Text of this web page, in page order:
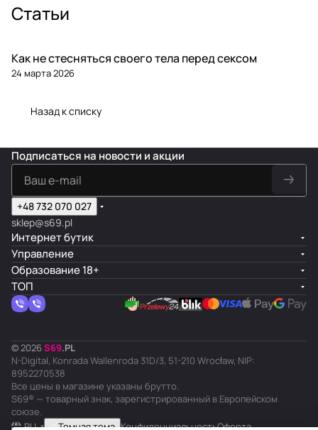
Статьи
Как не стесняться своего тела перед сексом
24 марта 2026
Назад к списку
Подписаться на новости и акции
+48 732 070 027
sklep@s69.pl
Интернет бутик
Управление
Образование 18+
ТОП
© 2026 S69.PL
N-Digital, Konrada Wallenroda 31D/3, 51-210 Wrocław, NIP:
8952270538
Все цены в магазине указаны брутто.
S69® — товарный знак, зарегистрированный в Европейском
союзе.
RU
Темная тема КонфиденциальностьОферта